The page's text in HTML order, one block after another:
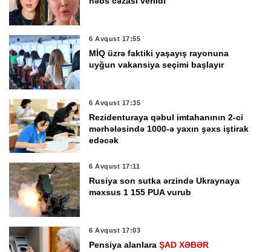
6 Avqust 17:55
MİQ üzrə faktiki yaşayış rayonuna
uyğun vakansiya seçimi başlayır
6 Avqust 17:35
Rezidenturaya qəbul imtahanının 2-ci
mərhələsində 1000-ə yaxın şəxs iştirak
edəcək
6 Avqust 17:11
Rusiya son sutka ərzində Ukraynaya
məxsus 1 155 PUA vurub
6 Avqust 17:03
Pensiya alanlaraŞAD XƏBƏR